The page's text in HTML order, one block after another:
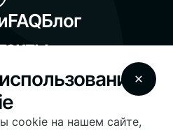
FAQБлог
| License
cookie на нашем сайте,